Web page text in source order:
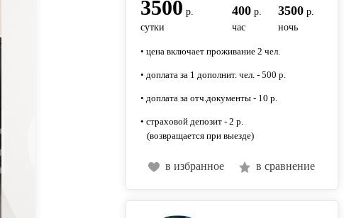
3500 р.
сутки
400 р.
час
3500р.
ночь
• цена включает проживание 2 чел.
• доплата за 1 дополнит. чел. - 500 р.
• доплата за отч.документы - 10 р.
• страховой депозит - 2 р.
(возвращается при выезде)
в избранное в сравнение